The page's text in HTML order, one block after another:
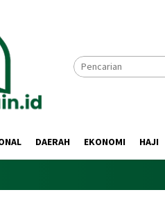
DAERAH EKONOMI HAJI